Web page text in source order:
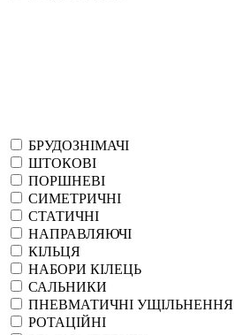
БРУДОЗНІМАЧІ
ШТОКОВІ
ПОРШНЕВІ
СИМЕТРИЧНІ
СТАТИЧНІ
НАПРАВЛЯЮЧІ
КІЛЬЦЯ
НАБОРИ КІЛЕЦЬ
САЛЬНИКИ
ПНЕВМАТИЧНІ УЩІЛЬНЕННЯ
РОТАЦІЙНІ